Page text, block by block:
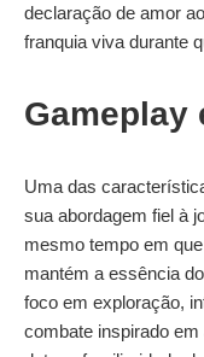
declaração de amor
franquia viva durante
Gameplay
Uma das
sua abordagem fiel à
mesmo tempo em
mantém a essência
foco em exploração,
combate inspirado